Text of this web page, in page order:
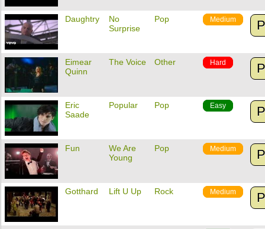
Daughtry
No
Surprise
Pop Medium
Eimear
Quinn
The Voice Other Hard
Eric
Saade
Popular Pop Easy
Fun
We Are
Young
Pop Medium
Gotthard Lift U Up Rock Medium